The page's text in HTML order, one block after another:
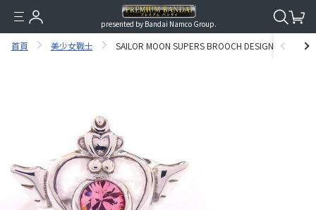
presented by Bandai Namco Group.
首頁 美少女戰士 SAILOR MOON SUPERS BROOCH DESIGN RING